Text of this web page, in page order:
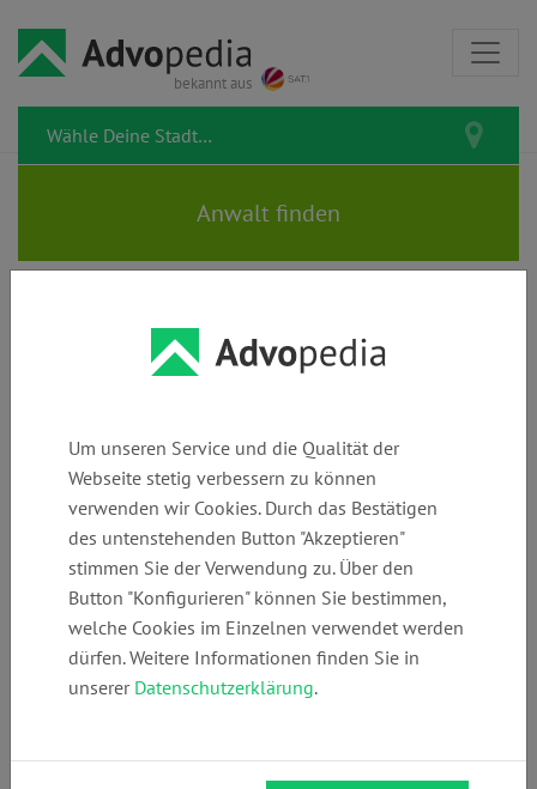
bekannt aus
BEHRENS & PARTNER |
Telefon:
+49 (0)
403551670
E-Mail:
info@behrens-
arbeitsrecht.de
Webseite:
www.behrens-
arbeitsrecht.de
Um unseren Service und die Qualität der
Webseite stetig verbessern zu können
verwenden wir Cookies. Durch das Bestätigen
des untenstehenden Button "Akzeptieren"
stimmen Sie der Verwendung zu. Über den
Button "Konfigurieren" können Sie bestimmen,
welche Cookies im Einzelnen verwendet werden
dürfen. Weitere Informationen finden Sie in
unserer Datenschutzerklärung.